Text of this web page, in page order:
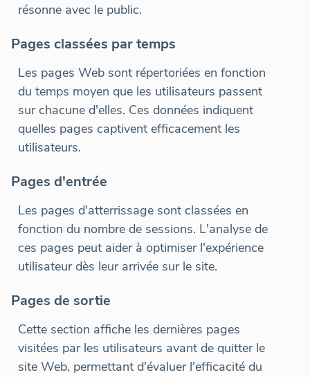
résonne avec le public.
Pages classées par temps
Les pages Web sont répertoriées en fonction
du temps moyen que les utilisateurs passent
sur chacune d'elles. Ces données indiquent
quelles pages captivent efficacement les
utilisateurs.
Pages d'entrée
Les pages d'atterrissage sont classées en
fonction du nombre de sessions. L'analyse de
ces pages peut aider à optimiser l'expérience
utilisateur dès leur arrivée sur le site.
Pages de sortie
Cette section affiche les dernières pages
visitées par les utilisateurs avant de quitter le
site Web, permettant d'évaluer l'efficacité du